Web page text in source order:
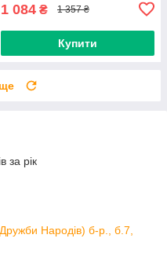
1 084 ₴ 1 357 ₴
Купити
за рік
Народів) б-р., б.7,